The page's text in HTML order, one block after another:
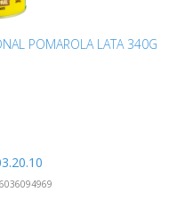
POMAROLA LATA 340G